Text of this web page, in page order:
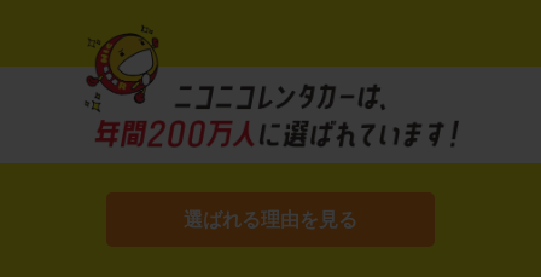
選ばれる理由を見る